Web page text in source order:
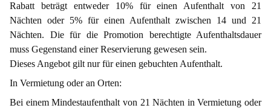
Rabatt beträgt entweder 10% für einen Aufenthalt von 21
Nächten oder 5% für einen Aufenthalt zwischen 14 und 21
Nächten. Die für die Promotion berechtigte Aufenthaltsdauer
muss Gegenstand einer Reservierung gewesen sein.
Dieses Angebot gilt nur für einen gebuchten Aufenthalt.
In Vermietung oder an Orten:
Bei einem Mindestaufenthalt von 21 Nächten in Vermietung oder